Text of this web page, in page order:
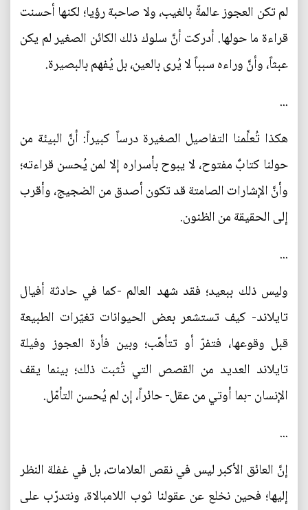
لم تكن العجوز عالمةً بالغيب، ولا صاحبة رؤيا؛ لكنها أحسنت
قراءة ما حولها. أدركت أنَّ سلوك ذلك الكائن الصغير لم يكن
عبثاً، وأنَّ وراءه سبباً لا يُرى بالعين، بل يُفهم بالبصيرة.
...
هكذا تُعلِّمنا التفاصيل الصغيرة درساً كبيراً: أنَّ البيئة من
حولنا كتابٌ مفتوح، لا يبوح بأسراره إلا لمن يُحسن قراءته؛
وأنَّ الإشارات الصامتة قد تكون أصدق من الضجيج، وأقرب
إلى الحقيقة من الظنون.
...
وليس ذلك ببعيد؛ فقد شهد العالم -كما في حادثة أفيال
تايلاند- كيف تستشعر بعض الحيوانات تغيّرات الطبيعة
قبل وقوعها، فتفرّ أو تتأهّب؛ وبين فأرة العجوز وفيلة
تايلاند العديد من القصص التي تُثبت ذلك؛ بينما يقف
الإنسان -بما أوتي من عقل- حائراً، إن لم يُحسن التأمّل.
...
إنَّ العائق الأكبر ليس في نقص العلامات، بل في غفلة النظر
إليها؛ فحين نخلع عن عقولنا ثوب اللامبالاة، ونتدرّب على